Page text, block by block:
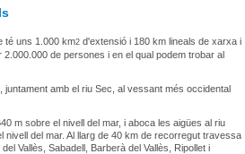
té uns 1.000 km2 d'extensió i 180 km lineals de xarxa i
de persones i en el qual podem trobar al
juntament amb el riu Sec, al vessant més occidental
m sobre el nivell del mar, i aboca les aigües al riu
del mar. Al llarg de 40 km de recorregut travessa
Vallès, Sabadell, Barberà del Vallès, Ripollet i